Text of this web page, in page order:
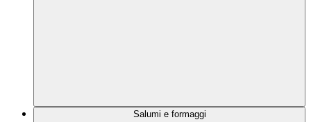
Salumi e formaggi